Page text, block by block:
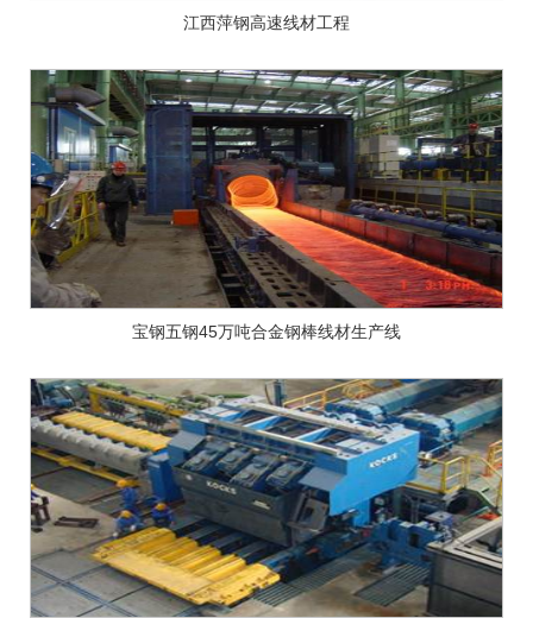
江西萍钢高速线材工程
宝钢五钢45万吨合金钢棒线材生产线